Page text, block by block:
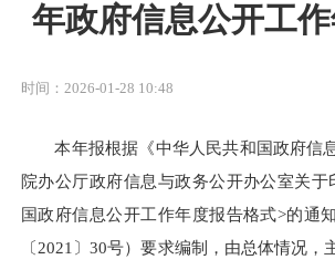
年政府信息公开工
时间：2026-01-28 10:48
本年报根据《中华人民共和国政府信
院办公厅政府信息与政务公开办公室关于
国政府信息公开工作年度报告格式>的通
〔2021〕30号）要求编制，由总体情况，